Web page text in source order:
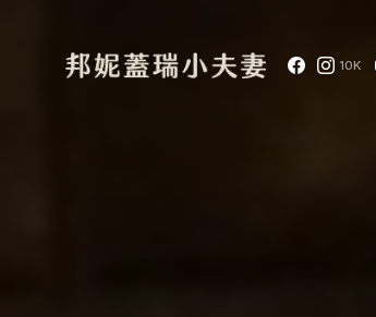
10K